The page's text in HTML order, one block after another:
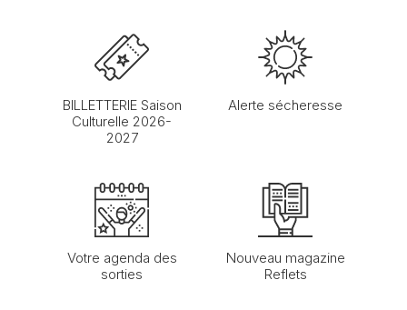
BILLETTERIE Saison
Culturelle 2026-
2027
Alerte sécheresse
Votre agenda des
sorties
Nouveau magazine
Reflets